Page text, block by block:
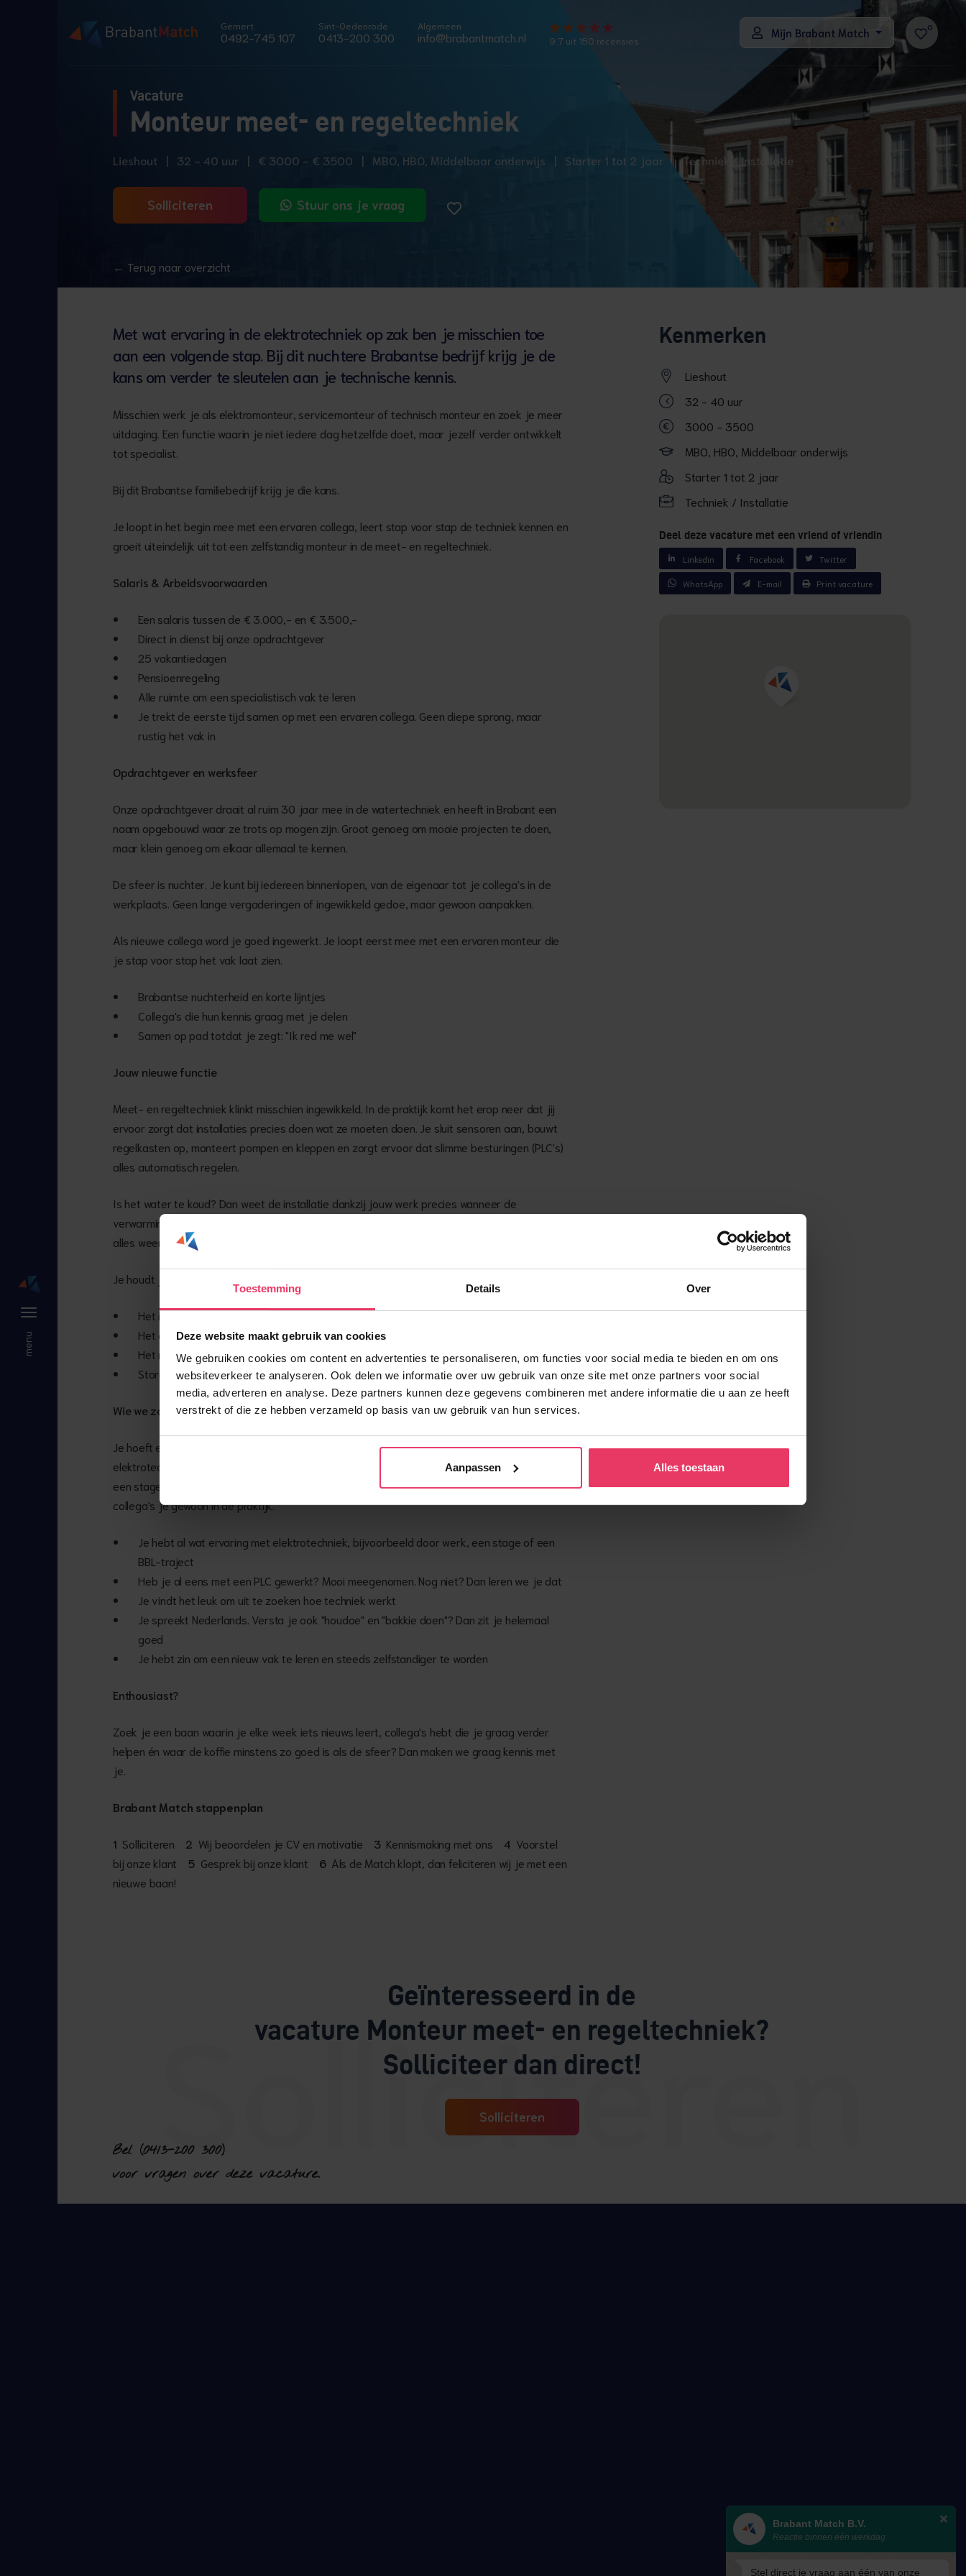
Toestemming Details Over
Deze website maakt gebruik van cookies
We gebruiken cookies om content en advertenties te personaliseren, om functies voor social media te bieden en om ons
websiteverkeer te analyseren. Ook delen we informatie over uw gebruik van onze site met onze partners voor social
media, adverteren en analyse. Deze partners kunnen deze gegevens combineren met andere informatie die u aan ze heeft
verstrekt of die ze hebben verzameld op basis van uw gebruik van hun services.
Aanpassen Alles toestaan
Gemert
0492-745 107
Sint-Oedenrode
0413-200 300
Algemeen
info@brabantmatch.nl 9.7 uit 150 recensies
Mijn Brabant Match 0
Vacature
Monteur meet- en regeltechniek
Lieshout | 32 - 40 uur | € 3000 - € 3500 | MBO, HBO, Middelbaar onderwijs | Starter 1 tot 2 jaar | Techniek / Installatie
Solliciteren Stuur ons je vraag
← Terug naar overzicht
Met wat ervaring in de elektrotechniek op zak ben je misschien toe
aan een volgende stap. Bij dit nuchtere Brabantse bedrijf krijg je de
kans om verder te sleutelen aan je technische kennis.
Misschien werk je als elektromonteur, servicemonteur of technisch monteur en zoek je meer
uitdaging. Een functie waarin je niet iedere dag hetzelfde doet, maar jezelf verder ontwikkelt
tot specialist.
Bij dit Brabantse familiebedrijf krijg je die kans.
Je loopt in het begin mee met een ervaren collega, leert stap voor stap de techniek kennen en
groeit uiteindelijk uit tot een zelfstandig monteur in de meet- en regeltechniek.
Salaris & Arbeidsvoorwaarden
Een salaris tussen de € 3.000,- en € 3.500,-
Direct in dienst bij onze opdrachtgever
25 vakantiedagen
Pensioenregeling
Alle ruimte om een specialistisch vak te leren
Je trekt de eerste tijd samen op met een ervaren collega. Geen diepe sprong, maar
rustig het vak in
Opdrachtgever en werksfeer
Onze opdrachtgever draait al ruim 30 jaar mee in de watertechniek en heeft in Brabant een
naam opgebouwd waar ze trots op mogen zijn. Groot genoeg om mooie projecten te doen,
maar klein genoeg om elkaar allemaal te kennen.
De sfeer is nuchter. Je kunt bij iedereen binnenlopen, van de eigenaar tot je collega's in de
werkplaats. Geen lange vergaderingen of ingewikkeld gedoe, maar gewoon aanpakken.
Als nieuwe collega word je goed ingewerkt. Je loopt eerst mee met een ervaren monteur die
je stap voor stap het vak laat zien.
Brabantse nuchterheid en korte lijntjes
Collega's die hun kennis graag met je delen
Samen op pad totdat je zegt: "Ik red me wel"
Jouw nieuwe functie
Meet- en regeltechniek klinkt misschien ingewikkeld. In de praktijk komt het erop neer dat jij
ervoor zorgt dat installaties precies doen wat ze moeten doen. Je sluit sensoren aan, bouwt
regelkasten op, monteert pompen en kleppen en zorgt ervoor dat slimme besturingen (PLC's)
alles automatisch regelen.
Is het water te koud? Dan weet de installatie dankzij jouw werk precies wanneer de
verwarming aan moet. Werkt iets niet? Dan ga jij op zoek naar de oorzaak. Net zolang tot
alles weer draait zoals het hoort.
Je houdt je onder andere bezig met:
Het installeren van leidingen, pompen, sensoren en regelkasten
Het aansluiten van PLC-gestuurde installaties
Het meten van temperatuur, waterdruk en waterstromen
Storingen zoeken én oplossen
Wie we zoeken
Je hoeft echt nog geen alleskunner te zijn. Als je al een beetje ervaring hebt met
elektrotechniek, zit je hier goed. Misschien werk je nu als elektromonteur of heb je tijdens
een stage of BBL-traject veel praktijkervaring opgedaan. Wat je nog niet weet, leren je
collega's je gewoon in de praktijk.
Je hebt al wat ervaring met elektrotechniek, bijvoorbeeld door werk, een stage of een
BBL-traject
Heb je al eens met een PLC gewerkt? Mooi meegenomen. Nog niet? Dan leren we je dat
Je vindt het leuk om uit te zoeken hoe techniek werkt
Je spreekt Nederlands. Versta je ook "houdoe" en "bakkie doen"? Dan zit je helemaal
goed
Je hebt zin om een nieuw vak te leren en steeds zelfstandiger te worden
Enthousiast?
Zoek je een baan waarin je elke week iets nieuws leert, collega's hebt die je graag verder
helpen én waar de koffie minstens zo goed is als de sfeer? Dan maken we graag kennis met
je.
Brabant Match stappenplan
1 Solliciteren 2 Wij beoordelen je CV en motivatie 3Kennismaking met ons 4 Voorstel
bij onze klant 5 Gesprek bij onze klant 6 Als de Match klopt, dan feliciteren wij je met een
nieuwe baan!
Kenmerken
Lieshout
32 - 40 uur
3000 - 3500
MBO, HBO, Middelbaar onderwijs
Starter 1 tot 2 jaar
Techniek / Installatie
Deel deze vacature met een vriend of vriendin
Linkedin Facebook Twitter
WhatsApp E-mail Print vacature
Bel (0413-200 300)
voor vragen over deze vacature.
Geïnteresseerd in de
vacature Monteur meet- en regeltechniek?
Solliciteer dan direct!
Solliciteren
Brabant Match B.V.
Reactie binnen één werkdag
Stel direct je vraag aan één van onze